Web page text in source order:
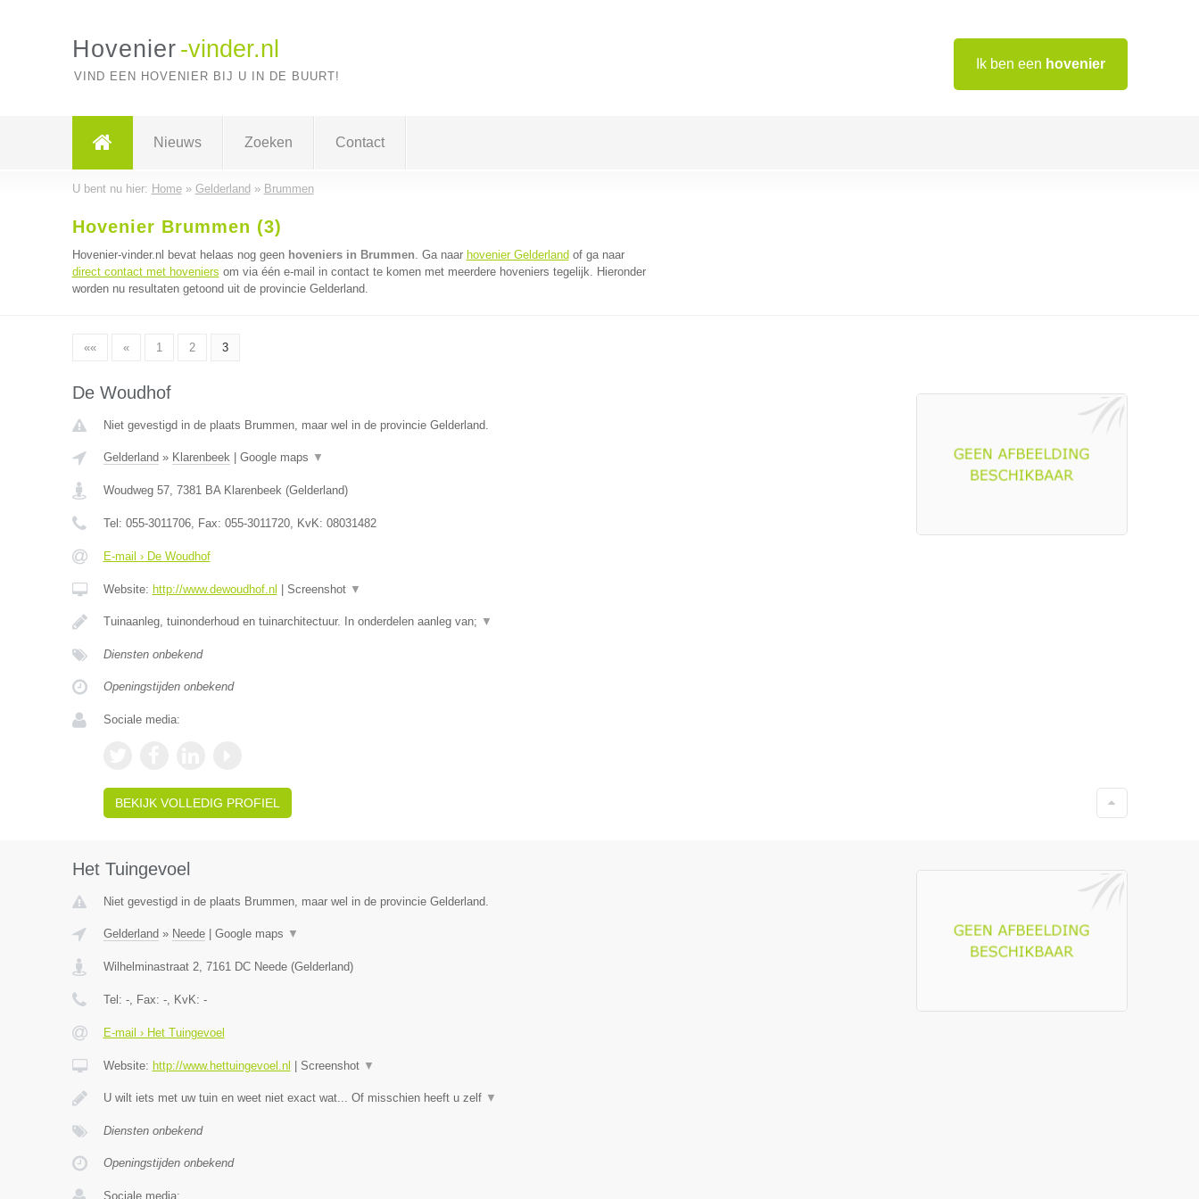
Ik ben een hovenier
Hovenier -vinder.nl
VIND EEN HOVENIER BIJ U IN DE BUURT!
Nieuws Zoeken Contact
U bent nu hier: Home» Gelderland » Brummen
Hovenier Brummen (3)
Hovenier-vinder.nl bevat helaas nog geen hoveniers in Brummen. Ga naar hovenier Gelderland of ga naar
direct contact met hoveniers om via één e-mail in contact te komen met meerdere hoveniers tegelijk. Hieronder
worden nu resultaten getoond uit de provincie Gelderland.
«« « 1 2 3
De Woudhof
Niet gevestigd in de plaats Brummen, maar wel in de provincie Gelderland.
Gelderland » Klarenbeek| Google maps ▼
Woudweg 57, 7381 BA Klarenbeek(Gelderland)
Tel: 055-3011706, Fax: 055-3011720, KvK: 08031482
E-mail › De Woudhof
Website: http://www.dewoudhof.nl Screenshot ▼
Tuinaanleg, tuinonderhoud en tuinarchitectuur. In onderdelen aanleg van; ▼
Diensten onbekend
Openingstijden onbekend
Sociale media:
BEKIJK VOLLEDIG PROFIEL
Het Tuingevoel
Niet gevestigd in de plaats Brummen, maar wel in de provincie Gelderland.
Gelderland » Neede| Google maps ▼
Wilhelminastraat 2, 7161 DC Neede(Gelderland)
Tel: -, Fax: -, KvK: -
E-mail › Het Tuingevoel
Website: http://www.hettuingevoel.nl Screenshot ▼
U wilt iets met uw tuin en weet niet exact wat... Of misschien heeft u zelf ▼
Diensten onbekend
Openingstijden onbekend
Sociale media: